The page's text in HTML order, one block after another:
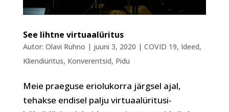
See lihtne virtuaalüritus
Autor: Olavi Ruhno | juuni 3, 2020 | COVID 19, Ideed,
Kliendiüritus, Konverentsid, Pidu
Meie praeguse eriolukorra järgsel ajal,
tehakse endisel palju virtuaalüritusi-